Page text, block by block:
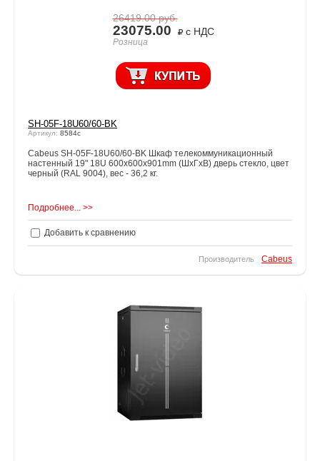
26419.00руб.
23075.00 с НДС
Розница
SH-05F-18U60/60-BK
Артикул: 8584c
Cabeus SH-05F-18U60/60-BK Шкаф телекоммуникационный
настенный 19" 18U 600x600x901mm (ШхГхВ) дверь стекло, цвет
черный (RAL 9004), вес - 36,2 кг.
Подробнее... >>
Добавить к сравнению
Производитель Cabeus